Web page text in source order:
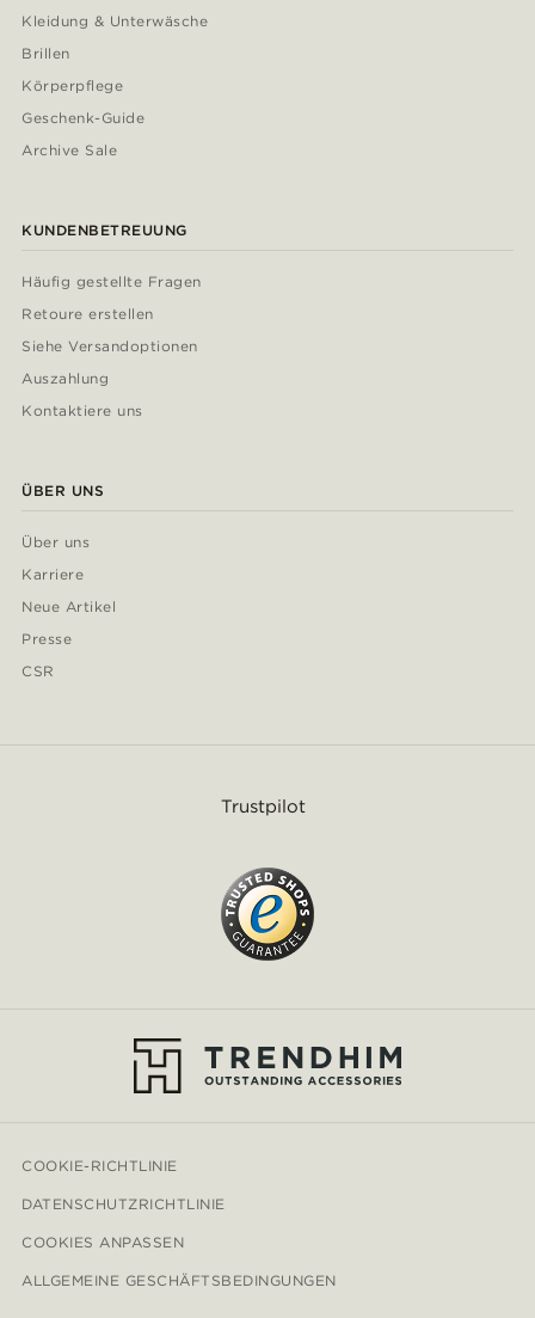
Kleidung & Unterwäsche
Brillen
Körperpflege
Geschenk-Guide
Archive Sale
KUNDENBETREUUNG
Häufig gestellte Fragen
Retoure erstellen
Siehe Versandoptionen
Auszahlung
Kontaktiere uns
ÜBER UNS
Über uns
Karriere
Neue Artikel
Presse
CSR
Trustpilot
COOKIE-RICHTLINIE
DATENSCHUTZRICHTLINIE
COOKIES ANPASSEN
ALLGEMEINE GESCHÄFTSBEDINGUNGEN